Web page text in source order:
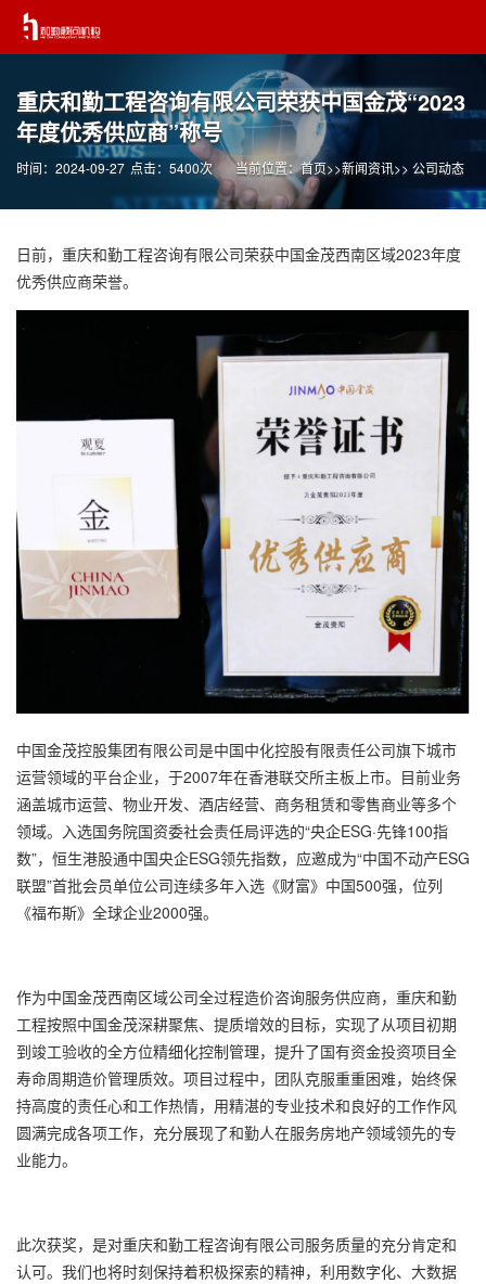
重庆和勤工程咨询有限公司荣获中国金茂“2023
年度优秀供应商”称号
当前位置：首页>>新闻资讯>> 公司动态
时间：2024-09-27 点击：5400次
日前，重庆和勤工程咨询有限公司荣获中国金茂西南区域2023年度
优秀供应商荣誉。
中国金茂控股集团有限公司是中国中化控股有限责任公司旗下城市
运营领域的平台企业，于2007年在香港联交所主板上市。目前业务
涵盖城市运营、物业开发、酒店经营、商务租赁和零售商业等多个
领域。入选国务院国资委社会责任局评选的“央企ESG·先锋100指
数”，恒生港股通中国央企ESG领先指数，应邀成为“中国不动产ESG
联盟”首批会员单位公司连续多年入选《财富》中国500强，位列
《福布斯》全球企业2000强。
作为中国金茂西南区域公司全过程造价咨询服务供应商，重庆和勤
工程按照中国金茂深耕聚焦、提质增效的目标，实现了从项目初期
到竣工验收的全方位精细化控制管理，提升了国有资金投资项目全
寿命周期造价管理质效。项目过程中，团队克服重重困难，始终保
持高度的责任心和工作热情，用精湛的专业技术和良好的工作作风
圆满完成各项工作，充分展现了和勤人在服务房地产领域领先的专
业能力。
此次获奖，是对重庆和勤工程咨询有限公司服务质量的充分肯定和
认可。我们也将时刻保持着积极探索的精神，利用数字化、大数据